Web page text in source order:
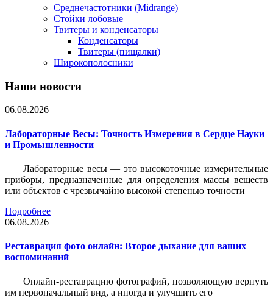
Среднечастотники (Midrange)
Стойки лобовые
Твитеры и конденсаторы
Конденсаторы
Твитеры (пищалки)
Широкополосники
Наши новости
06.08.2026
Лабораторные Весы: Точность Измерения в Сердце Науки
и Промышленности
Лабораторные весы — это высокоточные измерительные
приборы, предназначенные для определения массы веществ
или объектов с чрезвычайно высокой степенью точности
Подробнее
06.08.2026
Реставрация фото онлайн: Второе дыхание для ваших
воспоминаний
Онлайн-реставрацию фотографий, позволяющую вернуть
им первоначальный вид, а иногда и улучшить его